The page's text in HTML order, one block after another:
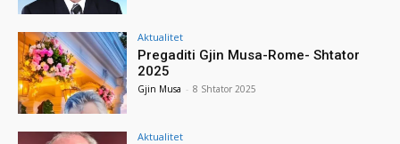
Aktualitet
Pregaditi Gjin Musa-Rome- Shtator
2025
Gjin Musa - 8 Shtator 2025
Aktualitet